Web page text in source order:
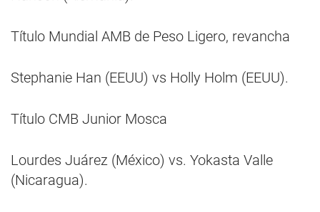
Título Mundial AMB de Peso Ligero, revancha
Stephanie Han (EEUU) vs Holly Holm (EEUU).
Título CMB Junior Mosca
Lourdes Juárez (México) vs. Yokasta Valle
(Nicaragua).